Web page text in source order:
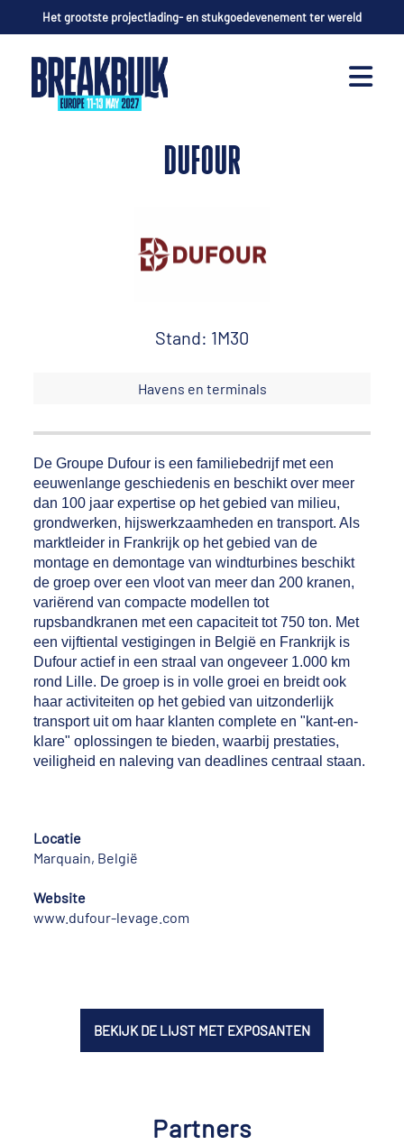
Het grootste projectlading- en stukgoedevenement ter wereld
DUFOUR
Stand: 1M30
Havens en terminals
De Groupe Dufour is een familiebedrijf met een
eeuwenlange geschiedenis en beschikt over meer
dan 100 jaar expertise op het gebied van milieu,
grondwerken, hijswerkzaamheden en transport. Als
marktleider in Frankrijk op het gebied van de
montage en demontage van windturbines beschikt
de groep over een vloot van meer dan 200 kranen,
variërend van compacte modellen tot
rupsbandkranen met een capaciteit tot 750 ton. Met
een vijftiental vestigingen in België en Frankrijk is
Dufour actief in een straal van ongeveer 1.000 km
rond Lille. De groep is in volle groei en breidt ook
haar activiteiten op het gebied van uitzonderlijk
transport uit om haar klanten complete en "kant-en-
klare" oplossingen te bieden, waarbij prestaties,
veiligheid en naleving van deadlines centraal staan.
Locatie
Marquain, België
Website
www.dufour-levage.com
BEKIJK DE LIJST MET EXPOSANTEN
Partners